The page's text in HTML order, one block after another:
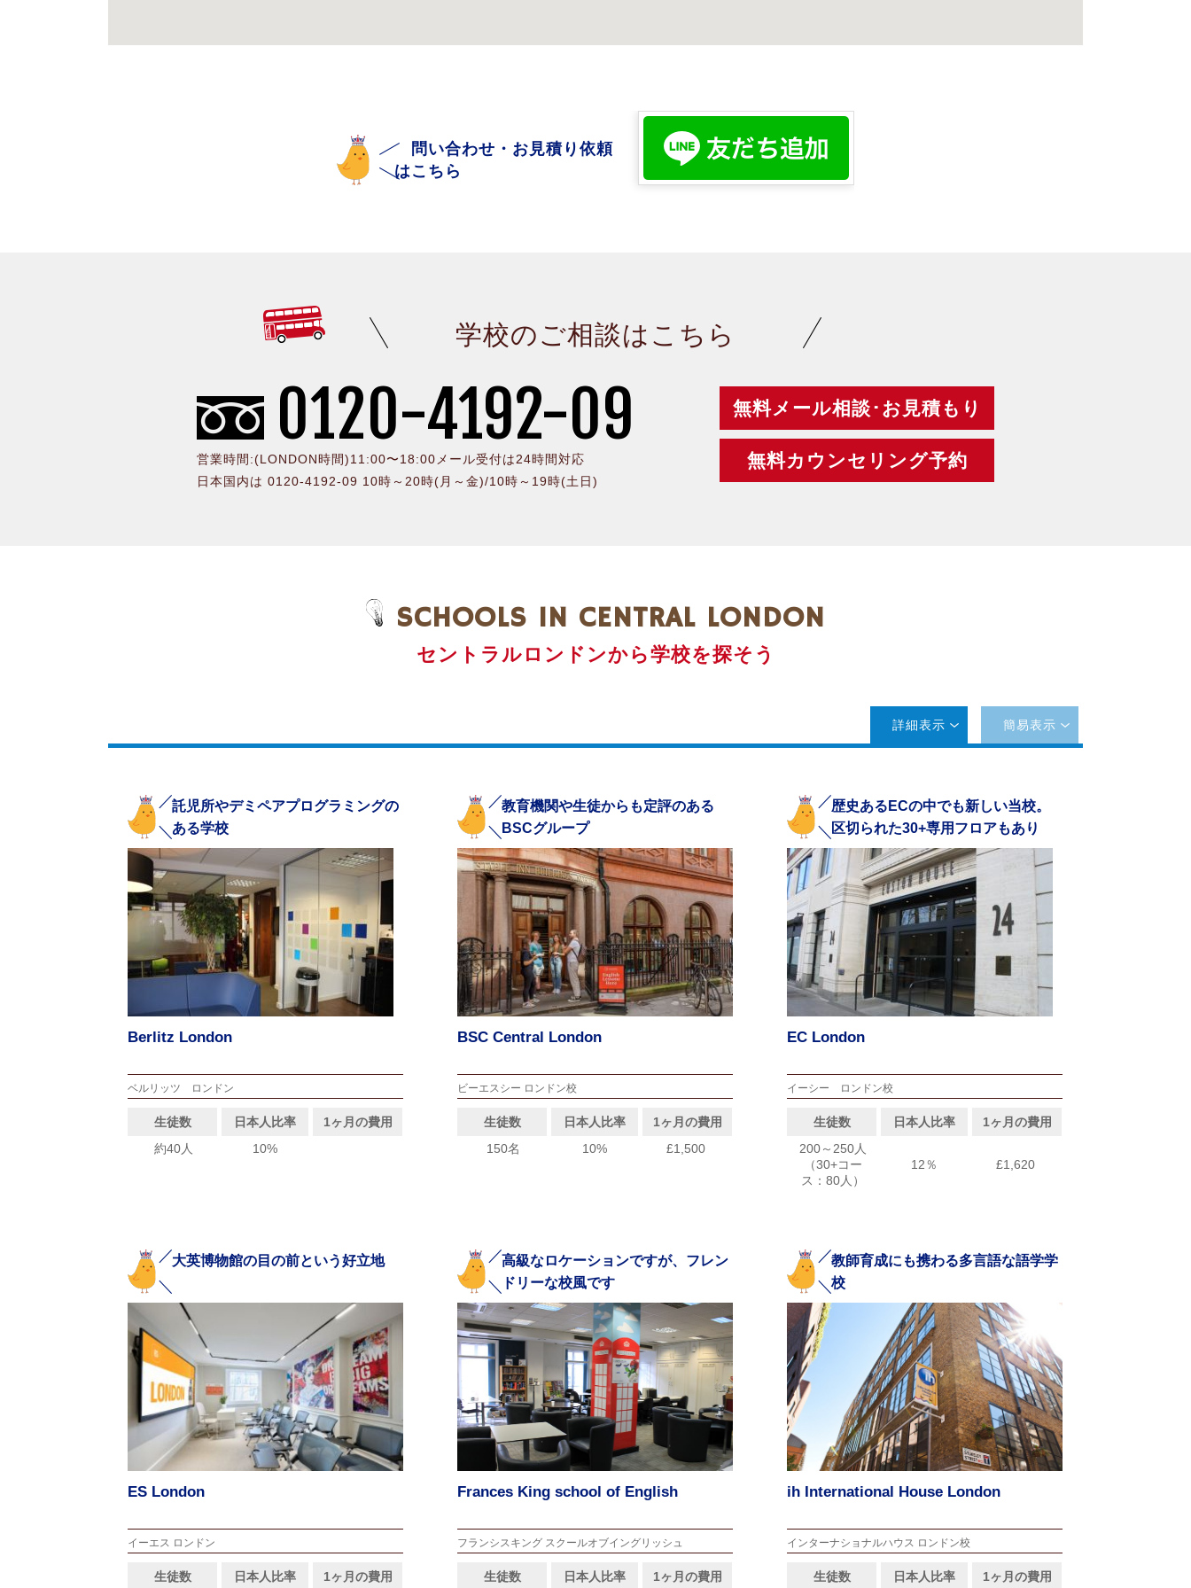
問い合わせ・お見積り依頼
はこちら
学校のご相談はこちら
0120-4192-09
営業時間:(LONDON時間)11:00〜18:00メール受付は24時間対応
日本国内は 0120-4192-09 10時～20時(月～金)/10時～19時(土日)
無料メール相談･お見積もり
無料カウンセリング予約
SCHOOLS IN CENTRAL LONDON
セントラルロンドンから学校を探そう
詳細表示 簡易表示
託児所やデミペアプログラミングの
ある学校
Berlitz London
ベルリッツ ロンドン
生徒数 日本人比率
1ヶ月の費用
約40人
10%
教育機関や生徒からも定評のある
BSCグループ
BSC Central London
ビーエスシー ロンドン校
生徒数 日本人比率
1ヶ月の費用
150名
10% £1,500
歴史あるECの中でも新しい当校。
区切られた30+専用フロアもあり
EC London
イーシー ロンドン校
生徒数 日本人比率
1ヶ月の費用
200～250人
（30+コー
ス：80人）
12％ £1,620
大英博物館の目の前という好立地
ES London
イーエス ロンドン
生徒数 日本人比率 1ヶ月の費用
高級なロケーションですが、フレン
ドリーな校風です
Frances King school of English
フランシスキング スクールオブイングリッシュ
生徒数 日本人比率 1ヶ月の費用
教師育成にも携わる多言語な語学学
校
ih International House London
インターナショナルハウス ロンドン校
生徒数 日本人比率 1ヶ月の費用